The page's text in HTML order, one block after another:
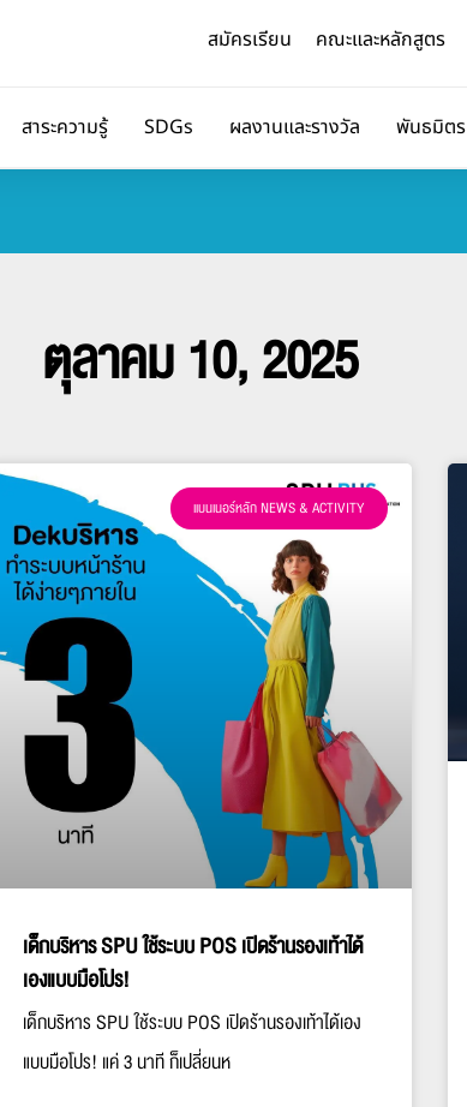
สมัครเรียน คณะและหลักสูตร
สาระความรู้ SDGs ผลงานและรางวัล พันธมิตร
ตุลาคม 10, 2025
แบนเนอร์หลัก NEWS & ACTIVITY
เด็กบริหาร SPU ใช้ระบบ POS เปิดร้านรองเท้าได้
เองแบบมือโปร!
เด็กบริหาร SPU ใช้ระบบ POS เปิดร้านรองเท้าได้เอง
แบบมือโปร! แค่ 3 นาที ก็เปลี่ยนห